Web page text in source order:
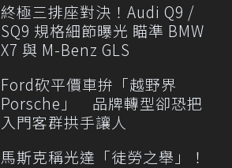
終極三排座對決！Audi Q9 /
SQ9 規格細節曝光 瞄準 BMW
X7 與 M-Benz GLS
Ford砍平價車拚「越野界
Porsche」 品牌轉型卻恐把
入門客群拱手讓人
馬斯克稱光達「徒勞之舉」！